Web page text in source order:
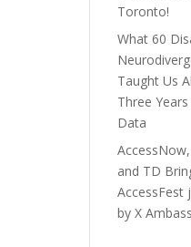
Toronto!
What 60
Taught Us
Three
Data
and TD
AccessFest
by X